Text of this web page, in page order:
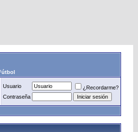
Usuario
¿Recordarme?
Contraseña